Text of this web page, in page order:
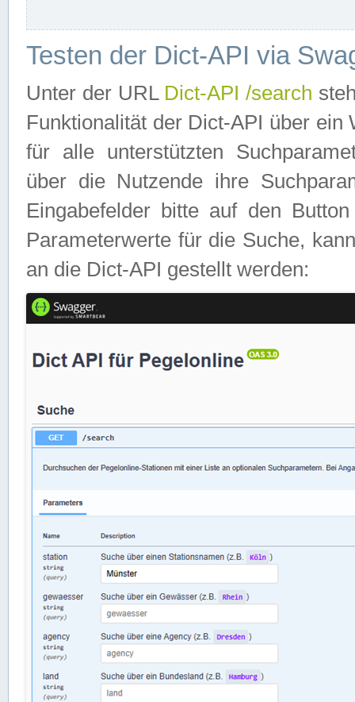
Testen der Dict-API via
Unter der URL Dict-API /search
Funktionalität der Dict-API über
für alle unterstützten
über die Nutzende ihre
Eingabefelder bitte auf den
Parameterwerte für die Suche,
an die Dict-API gestellt werden: